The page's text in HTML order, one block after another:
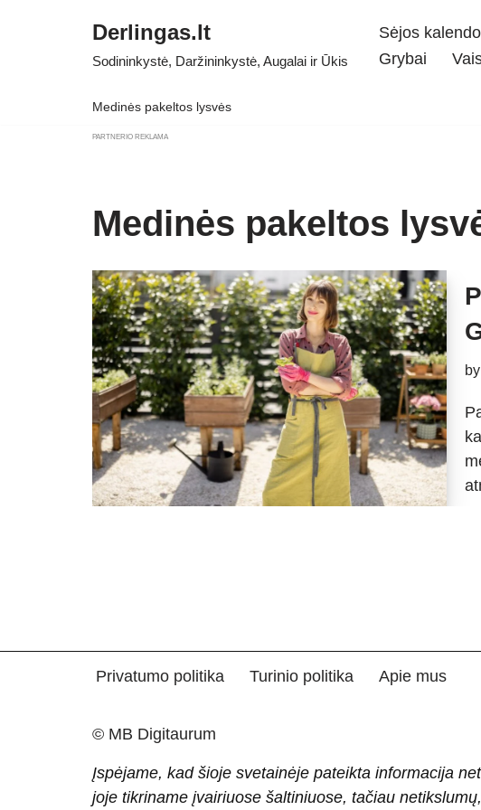
Derlingas.lt
Sodininkystė, Daržininkystė, Augalai ir Ūkis
Sėjos
Grybai
Medinės pakeltos lysvės
PARTNERIO REKLAMA
Medinės pakeltos
by
Privatumo politika Turinio politika Apie mus
© MB Digitaurum
Įspėjame, kad šioje svetainėje pateikta informacija
joje tikriname įvairiuose šaltiniuose, tačiau